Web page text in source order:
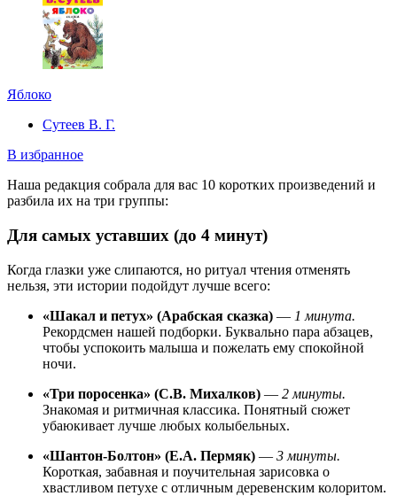
Яблоко
Сутеев В. Г.
В избранное
Наша редакция собрала для вас 10 коротких произведений и
разбила их на три группы:
Для самых уставших (до 4 минут)
Когда глазки уже слипаются, но ритуал чтения отменять
нельзя, эти истории подойдут лучше всего:
«Шакал и петух» (Арабская сказка) — 1 минута.
Рекордсмен нашей подборки. Буквально пара абзацев,
чтобы успокоить малыша и пожелать ему спокойной
ночи.
«Три поросенка» (С.В. Михалков) — 2 минуты.
Знакомая и ритмичная классика. Понятный сюжет
убаюкивает лучше любых колыбельных.
«Шантон-Болтон» (Е.А. Пермяк) — 3 минуты.
Короткая, забавная и поучительная зарисовка о
хвастливом петухе с отличным деревенским колоритом.